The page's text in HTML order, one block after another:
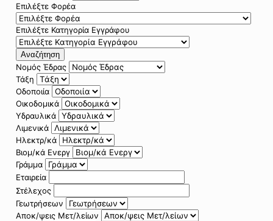
Επιλέξτε Φορέα
Επιλέξτε Κατηγορία Εγγράφου
Αναζήτηση
Νομός Έδρας
Τάξη
Οδοποιία
Οικοδομικά
Υδραυλικά
Λιμενικά
Ηλεκτρ/κά
Βιομ/κά Ενεργ
Γράμμα
Εταιρεία
Στέλεχος
Γεωτρήσεων
Αποκ/ψεις Μετ/λείων